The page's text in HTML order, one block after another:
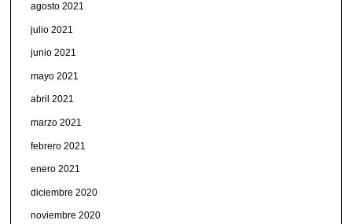
agosto 2021
julio 2021
junio 2021
mayo 2021
abril 2021
marzo 2021
febrero 2021
enero 2021
diciembre 2020
noviembre 2020